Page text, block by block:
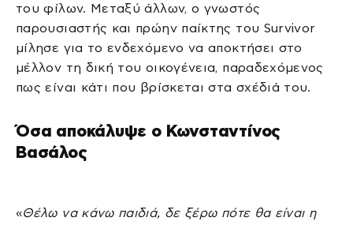
του φίλων. Μεταξύ άλλων, ο γνωστός
παρουσιαστής και πρώην παίκτης του Survivor
μίλησε για το ενδεχόμενο να αποκτήσει στο
μέλλον τη δική του οικογένεια, παραδεχόμενος
πως είναι κάτι που βρίσκεται στα σχέδιά του.
Όσα αποκάλυψε ο Κωνσταντίνος
Βασάλος
«Θέλω να κάνω παιδιά, δε ξέρω πότε θα είναι η